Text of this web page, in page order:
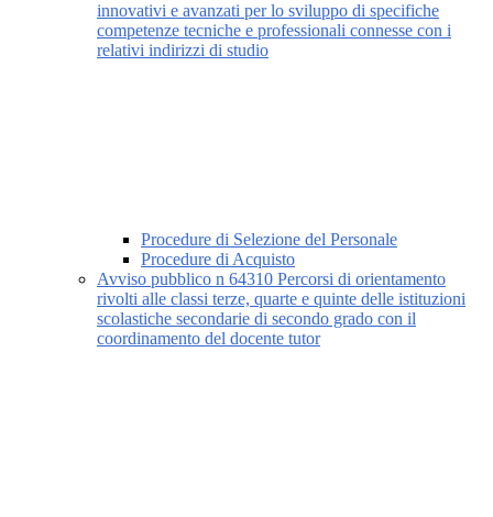
innovativi e avanzati per lo sviluppo di specifiche
competenze tecniche e professionali connesse con i
relativi indirizzi di studio
Procedure di Selezione del Personale
Procedure di Acquisto
Avviso pubblico n 64310 Percorsi di orientamento
rivolti alle classi terze, quarte e quinte delle istituzioni
scolastiche secondarie di secondo grado con il
coordinamento del docente tutor